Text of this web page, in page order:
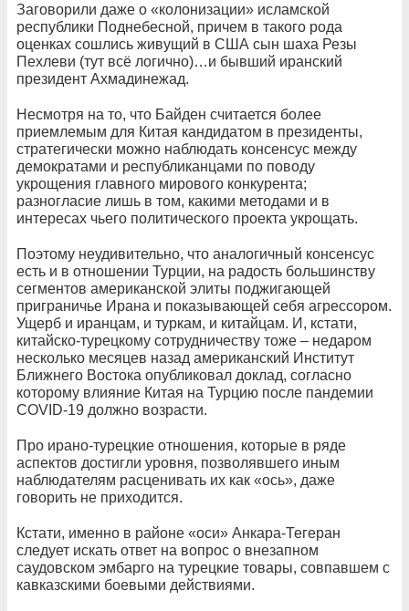
Заговорили даже о «колонизации» исламской
республики Поднебесной, причем в такого рода
оценках сошлись живущий в США сын шаха Резы
Пехлеви (тут всё логично)…и бывший иранский
президент Ахмадинежад.
Несмотря на то, что Байден считается более
приемлемым для Китая кандидатом в президенты,
стратегически можно наблюдать консенсус между
демократами и республиканцами по поводу
укрощения главного мирового конкурента;
разногласие лишь в том, какими методами и в
интересах чьего политического проекта укрощать.
Поэтому неудивительно, что аналогичный консенсус
есть и в отношении Турции, на радость большинству
сегментов американской элиты поджигающей
приграничье Ирана и показывающей себя агрессором.
Ущерб и иранцам, и туркам, и китайцам. И, кстати,
китайско-турецкому сотрудничеству тоже – недаром
несколько месяцев назад американский Институт
Ближнего Востока опубликовал доклад, согласно
которому влияние Китая на Турцию после пандемии
COVID-19 должно возрасти.
Про ирано-турецкие отношения, которые в ряде
аспектов достигли уровня, позволявшего иным
наблюдателям расценивать их как «ось», даже
говорить не приходится.
Кстати, именно в районе «оси» Анкара-Тегеран
следует искать ответ на вопрос о внезапном
саудовском эмбарго на турецкие товары, совпавшем с
кавказскими боевыми действиями.